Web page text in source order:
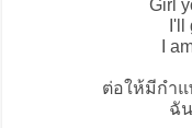
Girl
I
ต่อให้มีกำแ
ฉั